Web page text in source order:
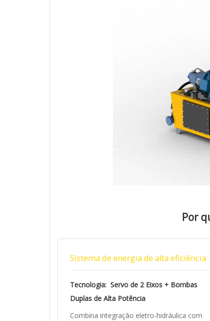
Por
Sistema de energia de alta eficiência
Tecnologia: Servo de 2 Eixos + Bombas
Duplas de Alta Potência
Combina integração eletro-hidráulica com